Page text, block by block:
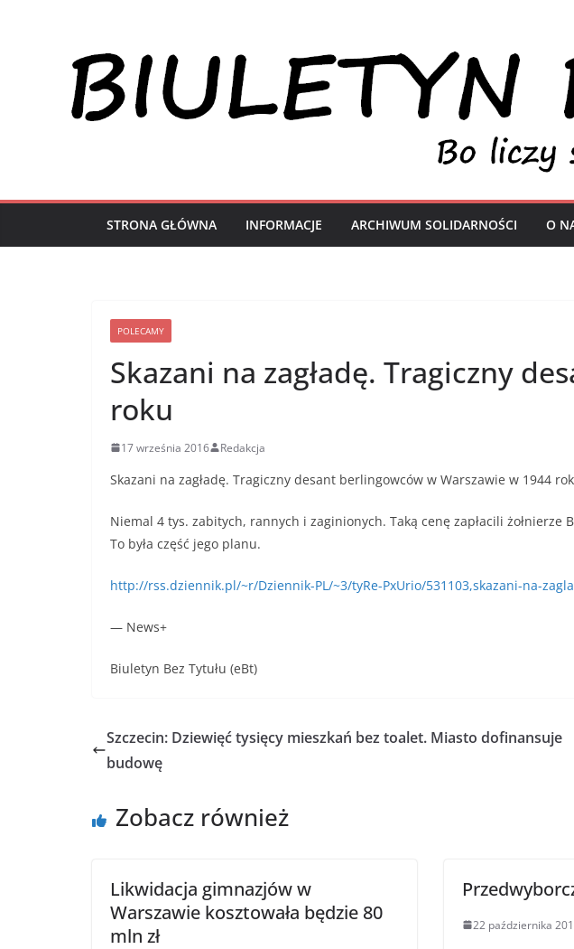
STRONA GŁÓWNA INFORMACJE ARCHIWUM SOLIDARNOŚCI O
POLECAMY
Skazani na zagładę. Tragiczny
roku
17 września 2016 Redakcja
Skazani na zagładę. Tragiczny desant berlingowców w Warszawie w 1944
Niemal 4 tys. zabitych, rannych i zaginionych. Taką cenę zapłacili
To była część jego planu.
http://rss.dziennik.pl/~r/Dziennik-PL/~3/tyRe-PxUrio/531103,skazani-na-
— News+
Biuletyn Bez Tytułu (eBt)
Szczecin: Dziewięć tysięcy mieszkań bez toalet. Miasto dofinansuje
budowę
Zobacz również
Likwidacja gimnazjów w
Warszawie kosztowała będzie 80
mln zł
22 października